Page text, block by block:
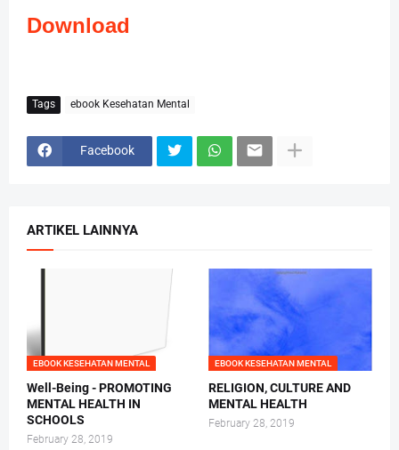
Download
Tags ebook Kesehatan Mental
Facebook
ARTIKEL LAINNYA
EBOOK KESEHATAN MENTAL
Well-Being - PROMOTING
MENTAL HEALTH IN
SCHOOLS
February 28, 2019
EBOOK KESEHATAN MENTAL
RELIGION, CULTURE AND
MENTAL HEALTH
February 28, 2019